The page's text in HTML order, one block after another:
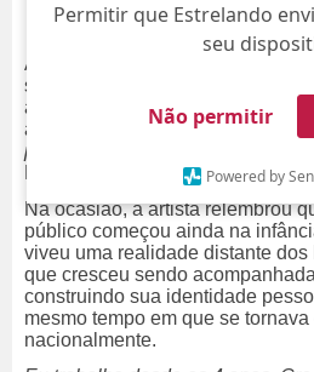
Permitir que Estrelando
seu
Não permitir
Powered by
Angélica usou as redes sociais
sobre sua trajetória na televisão
a fama após décadas de
apresentadora comentou o tema
podcast Cá Entre Nós
Bernardes e Bia Bonemer.
Na ocasião, a artista relembrou
público começou ainda na
viveu uma realidade distante
que cresceu sendo
construindo sua identidade
mesmo tempo em que se
nacionalmente.